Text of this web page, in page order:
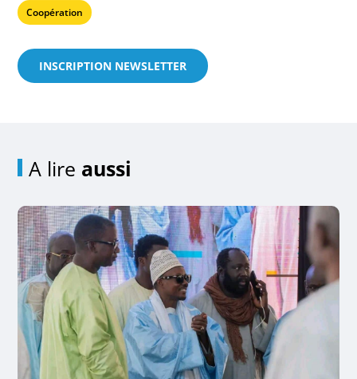
Coopération
INSCRIPTION NEWSLETTER
A lire aussi